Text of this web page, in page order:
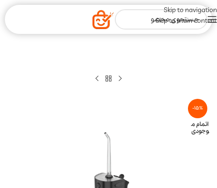
Skip to navigation
Skip to main content
-15%
اتمام م
وجودی